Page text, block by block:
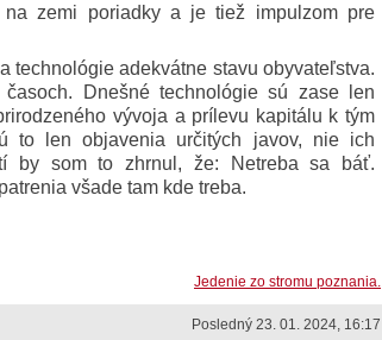
zemi poriadky a je tiež impulzom pre
technológie adekvátne stavu obyvateľstva.
Dnešné technológie sú zase len
vývoja a prílevu kapitálu k tým
to len objavenia určitých javov, nie ich
by som to zhrnul, že: Netreba sa báť.
všade tam kde treba.
Jedenie zo stromu poznania.
Posledný 23. 01. 2024, 16:17